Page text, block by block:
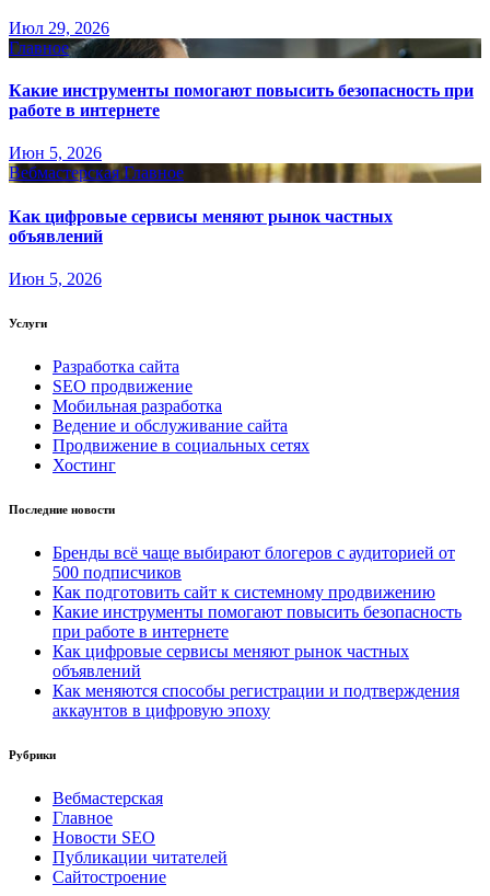
Июл 29, 2026
Главное
Какие инструменты помогают повысить безопасность при
работе в интернете
Июн 5, 2026
Вебмастерская Главное
Как цифровые сервисы меняют рынок частных
объявлений
Июн 5, 2026
Услуги
Разработка сайта
SEO продвижение
Мобильная разработка
Ведение и обслуживание сайта
Продвижение в социальных сетях
Хостинг
Последние новости
Бренды всё чаще выбирают блогеров с аудиторией от
500 подписчиков
Как подготовить сайт к системному продвижению
Какие инструменты помогают повысить безопасность
при работе в интернете
Как цифровые сервисы меняют рынок частных
объявлений
Как меняются способы регистрации и подтверждения
аккаунтов в цифровую эпоху
Рубрики
Вебмастерская
Главное
Новости SEO
Публикации читателей
Сайтостроение